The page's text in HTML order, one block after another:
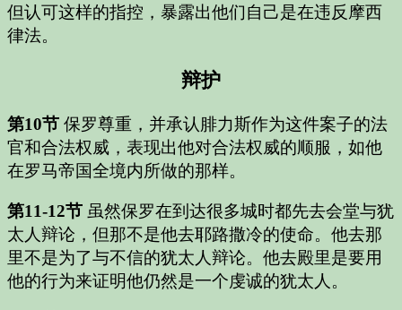
但认可这样的指控，暴露出他们自己是在违反摩西
律法。
辩护
第10节 保罗尊重，并承认腓力斯作为这件案子的法
官和合法权威，表现出他对合法权威的顺服，如他
在罗马帝国全境内所做的那样。
第11-12节 虽然保罗在到达很多城时都先去会堂与犹
太人辩论，但那不是他去耶路撒冷的使命。他去那
里不是为了与不信的犹太人辩论。他去殿里是要用
他的行为来证明他仍然是一个虔诚的犹太人。